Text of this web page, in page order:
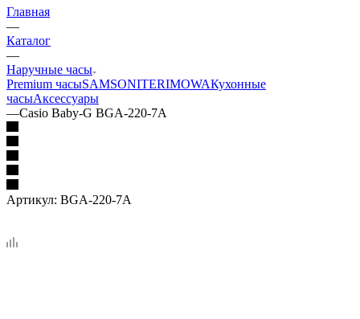
Главная
—
Каталог
—
Наручные часы
Premium часыSAMSONITERIMOWAКухонные
часыАксессуары
—Casio Baby-G BGA-220-7A
Артикул: BGA-220-7A